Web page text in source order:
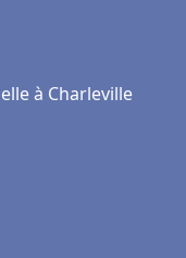
à Charleville